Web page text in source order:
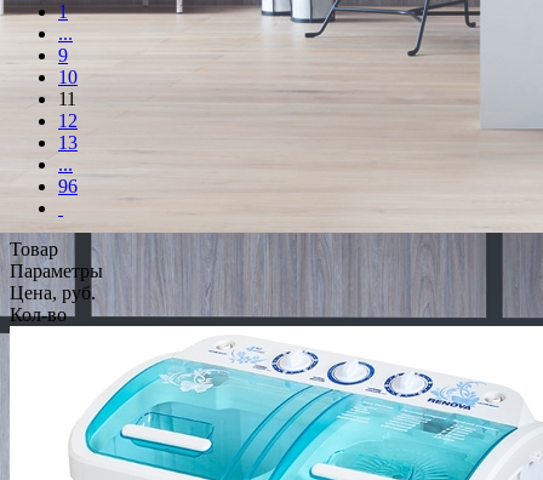
1
...
9
10
11
12
13
...
96
Товар
Параметры
Цена, руб.
Кол-во